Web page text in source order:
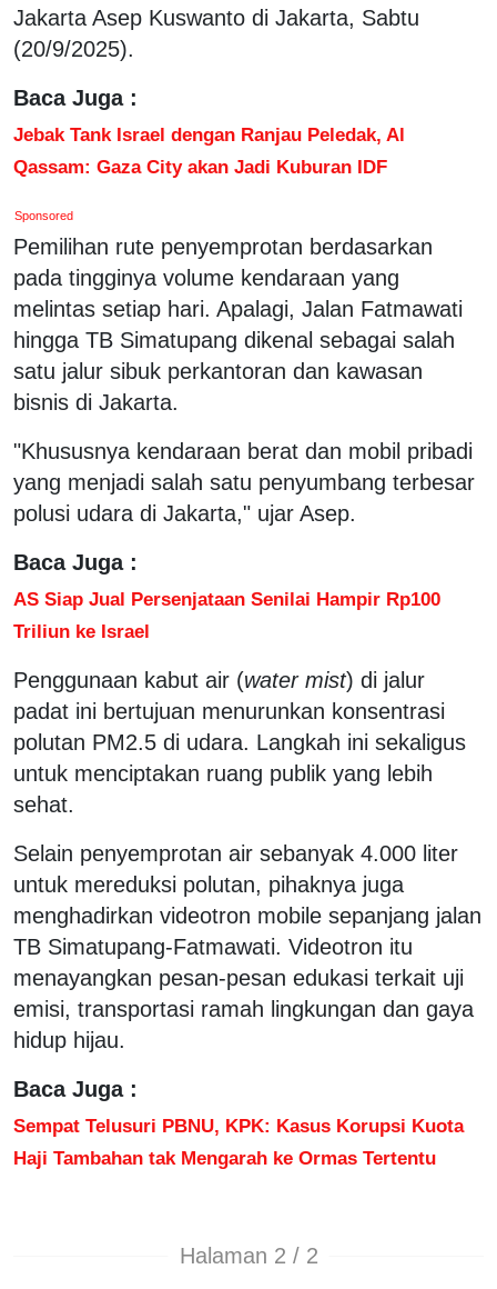
Jakarta Asep Kuswanto di Jakarta, Sabtu
(20/9/2025).
Baca Juga :
Jebak Tank Israel dengan Ranjau Peledak, Al
Qassam: Gaza City akan Jadi Kuburan IDF
Sponsored
Pemilihan rute penyemprotan berdasarkan
pada tingginya volume kendaraan yang
melintas setiap hari. Apalagi, Jalan Fatmawati
hingga TB Simatupang dikenal sebagai salah
satu jalur sibuk perkantoran dan kawasan
bisnis di Jakarta.
"Khususnya kendaraan berat dan mobil pribadi
yang menjadi salah satu penyumbang terbesar
polusi udara di Jakarta," ujar Asep.
Baca Juga :
AS Siap Jual Persenjataan Senilai Hampir Rp100
Triliun ke Israel
Penggunaan kabut air (water mist) di jalur
padat ini bertujuan menurunkan konsentrasi
polutan PM2.5 di udara. Langkah ini sekaligus
untuk menciptakan ruang publik yang lebih
sehat.
Selain penyemprotan air sebanyak 4.000 liter
untuk mereduksi polutan, pihaknya juga
menghadirkan videotron mobile sepanjang jalan
TB Simatupang-Fatmawati. Videotron itu
menayangkan pesan-pesan edukasi terkait uji
emisi, transportasi ramah lingkungan dan gaya
hidup hijau.
Baca Juga :
Sempat Telusuri PBNU, KPK: Kasus Korupsi Kuota
Haji Tambahan tak Mengarah ke Ormas Tertentu
Halaman 2 / 2